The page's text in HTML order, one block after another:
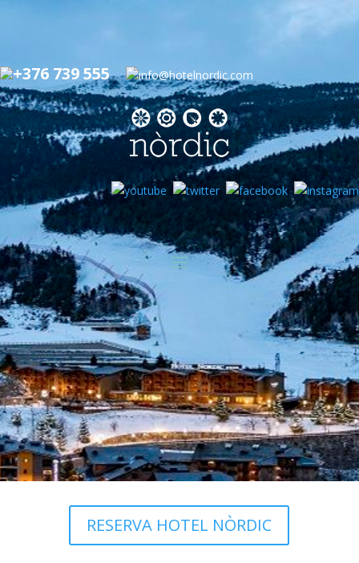
+376 739 555 info@hotelnordic.com
RESERVA HOTEL NÒRDIC